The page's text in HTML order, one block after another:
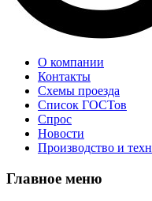
О компании
Контакты
Схемы проезда
Список ГОСТов
Спрос
Новости
Производство и
Главное меню